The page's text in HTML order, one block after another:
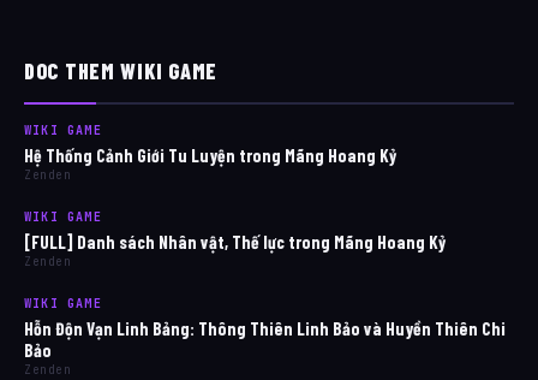
DOC THEM WIKI GAME
WIKI GAME
Hệ Thống Cảnh Giới Tu Luyện trong Mãng Hoang Kỷ
Zenden
WIKI GAME
[FULL] Danh sách Nhân vật, Thế lực trong Mãng Hoang Kỷ
Zenden
WIKI GAME
Hỗn Độn Vạn Linh Bảng: Thông Thiên Linh Bảo và Huyền Thiên Chi
Bảo
Zenden